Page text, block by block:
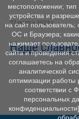
27 марта 2023 г.
Наше
местоположении;
устройства и
на сайт
ОС и Браузера;
нажимает
сайта и проведения
соглашаетесь на
аналитической
оптимизации работы
соответствии
персональных